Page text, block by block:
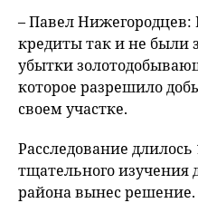
– Павел Нижегородцев:
кредиты так и не были
убытки
которое разрешило
своем участке.
Расследование
тщательного изучения
района вынес